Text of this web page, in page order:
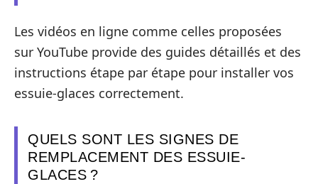
Les vidéos en ligne comme celles proposées
sur YouTube provide des guides détaillés et des
instructions étape par étape pour installer vos
essuie-glaces correctement.
QUELS SONT LES SIGNES DE
REMPLACEMENT DES ESSUIE-
GLACES ?